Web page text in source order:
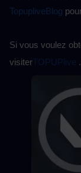
TopupliveBlog
Si vous voulez
visiterTOPUPlive